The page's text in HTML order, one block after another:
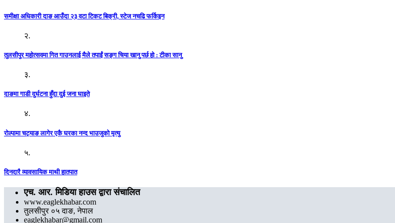
समीक्षा अधिकारी दाङ आउँदा २३ वटा टिकट बिक्री, स्टेज नचढि फर्किइन
२.
तुलसीपुर महोत्सवमा गित गाउनलाई मैले तपाईं सङ्ग चिया खानु पर्छ हो : टीका सानु
३.
दाङमा गाडी दुर्घटना हुँदा दुई जना घाइते
४.
रोल्पामा चट्याङ लागेर एकै घरका नन्द भाउजुको मृत्यु
५.
दिनदारै व्यावसायिक माथी हातपात
एच. आर. मिडिया हाउस द्वारा संचालित
www.eaglekhabar.com
तुलसीपुर ०५ दाङ, नेपाल
eaglekhabar@gmail.com